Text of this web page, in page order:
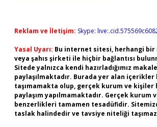
Reklam ve İletişim: Skype:
Yasal Uyarı: Bu internet sitesi, herhangi bir
veya şahıs şirketi ile hiçbir bağlantısı
Sitede yalnızca kendi hazırladığımız
paylaşılmaktadır. Burada yer alan
taşımamakta olup, gerçek kurum ve kişiler
paylaşım yapılmamaktadır. Gerçek kurum
benzerlikleri tamamen tesadüfidir.
taslak halindedir ve tavsiye niteliği